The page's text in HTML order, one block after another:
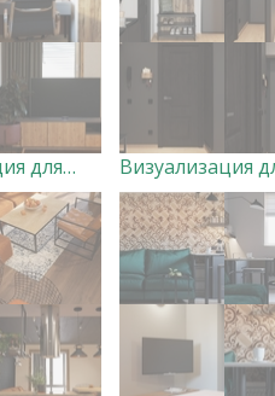
Визуализация для Maria Vyunnik